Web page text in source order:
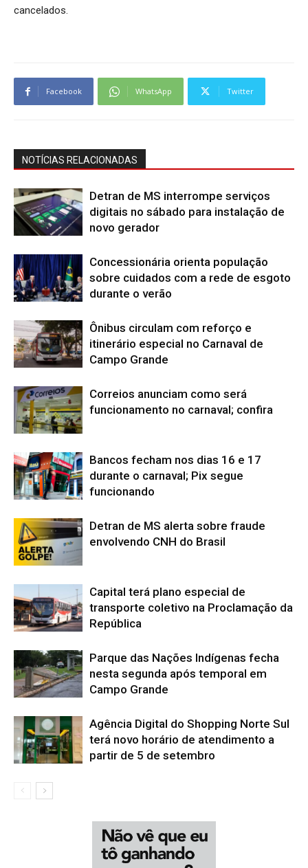
cancelados.
Facebook WhatsApp Twitter
NOTÍCIAS RELACIONADAS
Detran de MS interrompe serviços
digitais no sábado para instalação de
novo gerador
Concessionária orienta população
sobre cuidados com a rede de esgoto
durante o verão
Ônibus circulam com reforço e
itinerário especial no Carnaval de
Campo Grande
Correios anunciam como será
funcionamento no carnaval; confira
Bancos fecham nos dias 16 e 17
durante o carnaval; Pix segue
funcionando
Detran de MS alerta sobre fraude
envolvendo CNH do Brasil
Capital terá plano especial de
transporte coletivo na Proclamação da
República
Parque das Nações Indígenas fecha
nesta segunda após temporal em
Campo Grande
Agência Digital do Shopping Norte Sul
terá novo horário de atendimento a
partir de 5 de setembro